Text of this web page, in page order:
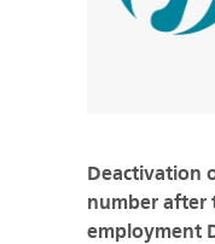
Deactivation
number after
employment